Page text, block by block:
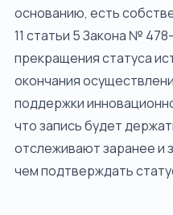
основанию, есть
11 статьи 5 Закона №
прекращения статуса
окончания
поддержки
что запись будет
отслеживают заранее и
чем подтверждать